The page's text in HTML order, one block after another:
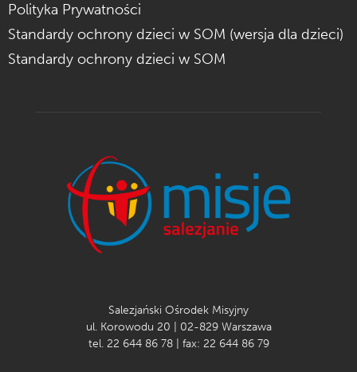
Polityka Prywatności
Standardy ochrony dzieci w SOM (wersja dla dzieci)
Standardy ochrony dzieci w SOM
Salezjański Ośrodek Misyjny
ul. Korowodu 20 | 02-829 Warszawa
tel. 22 644 86 78 | fax: 22 644 86 79